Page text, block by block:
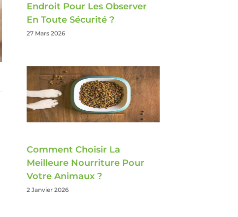
Endroit Pour Les Observer
En Toute Sécurité ?
27 Mars 2026
Comment Choisir La
Meilleure Nourriture Pour
Votre Animaux ?
2 Janvier 2026